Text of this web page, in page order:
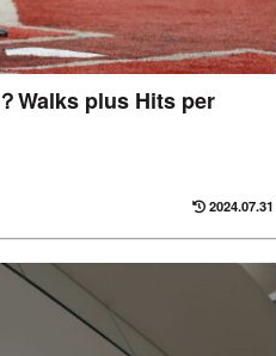
Walks plus Hits per
2024.07.31